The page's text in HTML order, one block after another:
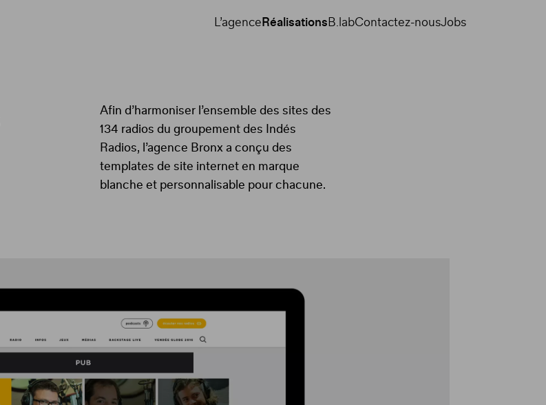
L’agence Réalisations B.labContactez-nousJobs
Afin d’harmoniser l’ensemble des sites des
134 radios du groupement des Indés
Radios, l’agence Bronx a conçu des
templates de site internet en marque
blanche et personnalisable pour chacune.